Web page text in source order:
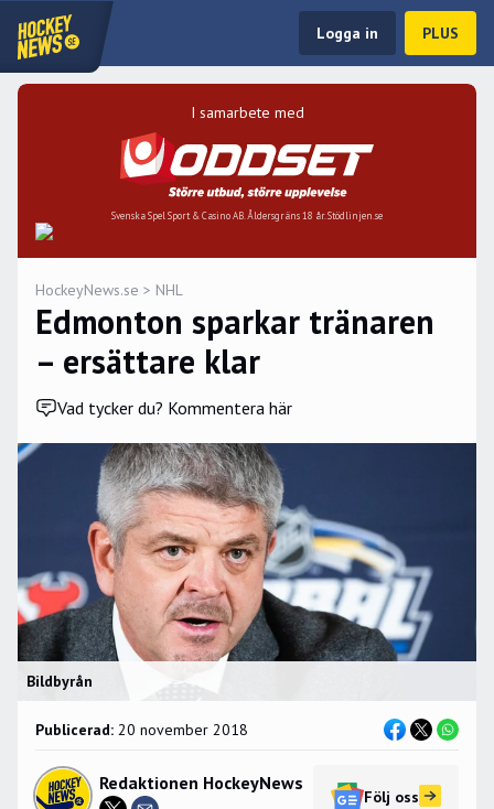
Logga in PLUS
I samarbete med
Svenska Spel Sport & Casino AB. Åldersgräns 18 år. Stödlinjen.se
HockeyNews.se > NHL
Edmonton sparkar tränaren
– ersättare klar
Vad tycker du? Kommentera här
Bildbyrån
Publicerad: 20 november 2018
Redaktionen HockeyNews
Följ oss